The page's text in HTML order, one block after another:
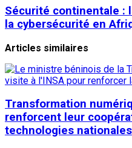
Sécurité continentale :
la cybersécurité en
Articles similaires
Transformation
renforcent leur
technologies nationales